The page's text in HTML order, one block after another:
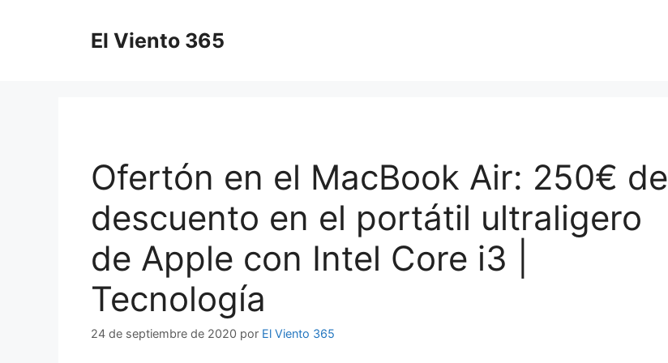
El Viento 365
Ofertón en el MacBook Air: 250€ de
descuento en el portátil ultraligero
de Apple con Intel Core i3 |
Tecnología
24 de septiembre de 2020 por El Viento 365